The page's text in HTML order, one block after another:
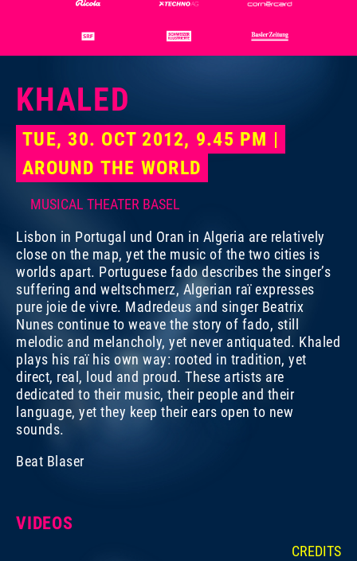
KHALED
TUE, 30. OCT 2012, 9.45 PM |
AROUND THE WORLD
MUSICAL THEATER BASEL
Lisbon in Portugal und Oran in Algeria are relatively
close on the map, yet the music of the two cities is
worlds apart. Portuguese fado describes the singer’s
suffering and weltschmerz, Algerian raï expresses
pure joie de vivre. Madredeus and singer Beatrix
Nunes continue to weave the story of fado, still
melodic and melancholy, yet never antiquated. Khaled
plays his raï his own way: rooted in tradition, yet
direct, real, loud and proud. These artists are
dedicated to their music, their people and their
language, yet they keep their ears open to new
sounds.
Beat Blaser
VIDEOS
CREDITS